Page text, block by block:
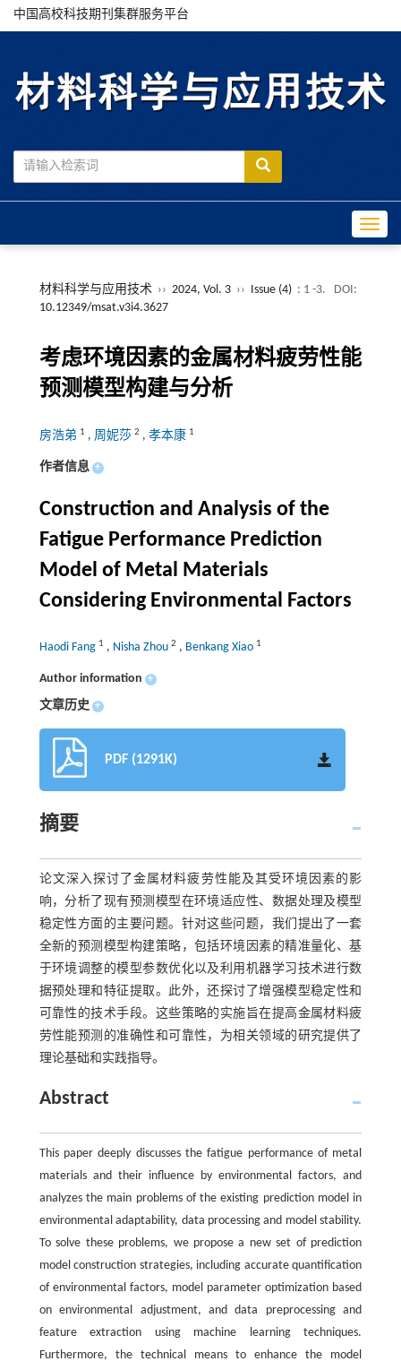
中国高校科技期刊集群服务平台
材料科学与应用技术 ›› 2024, Vol. 3 ›› Issue (4) : 1 -3.
DOI:
10.12349/msat.v3i4.3627
考虑环境因素的金属材料疲劳性能
预测模型构建与分析
房浩弟 1 , 周妮莎 2 , 孝本康 1
作者信息 +
Construction and Analysis of the
Fatigue Performance Prediction
Model of Metal Materials
Considering Environmental Factors
Haodi Fang 1 , Nisha Zhou 2 , Benkang Xiao 1
Author information +
文章历史 +
PDF (1291K)
摘要
论文深入探讨了金属材料疲劳性能及其受环境因素的影
响，分析了现有预测模型在环境适应性、数据处理及模型
稳定性方面的主要问题。针对这些问题，我们提出了一套
全新的预测模型构建策略，包括环境因素的精准量化、基
于环境调整的模型参数优化以及利用机器学习技术进行数
据预处理和特征提取。此外，还探讨了增强模型稳定性和
可靠性的技术手段。这些策略的实施旨在提高金属材料疲
劳性能预测的准确性和可靠性，为相关领域的研究提供了
理论基础和实践指导。
Abstract
This paper deeply discusses the fatigue performance of metal
materials and their influence by environmental factors, and
analyzes the main problems of the existing prediction model in
environmental adaptability, data processing and model stability.
To solve these problems, we propose a new set of prediction
model construction strategies, including accurate quantification
of environmental factors, model parameter optimization based
on environmental adjustment, and data preprocessing and
feature extraction using machine learning techniques.
Furthermore, the technical means to enhance the model